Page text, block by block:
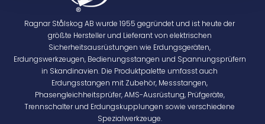
Ragnar Stålskog AB wurde 1955 gegründet und ist heute der
größte Hersteller und Lieferant von elektrischen
Sicherheitsausrüstungen wie Erdungsgeräten,
Erdungswerkzeugen, Bedienungsstangen und Spannungsprüfern
in Skandinavien. Die Produktpalette umfasst auch
Erdungsstangen mit Zubehör, Messstangen,
Phasengleichheitsprüfer, AMS-Ausrüstung, Prüfgeräte,
Trennschalter und Erdungskupplungen sowie verschiedene
Spezialwerkzeuge.